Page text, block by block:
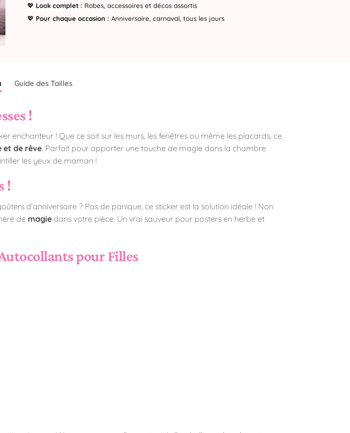
💖 Look complet : Robes, accessoires et décos assortis
💖 Pour chaque occasion : Anniversaire, carnaval, tous les jours
Guide des Tailles
!
enchanteur ! Que ce soit sur les murs, les fenêtres ou même les placards, ce
et de rêve. Parfait pour apporter une touche de magie dans la chambre
les yeux de maman !
!
d’anniversaire ? Pas de panique, ce sticker est la solution idéale ! Non
de magiedans votre pièce. Un vrai sauveur pour posters en herbe et
pour Filles